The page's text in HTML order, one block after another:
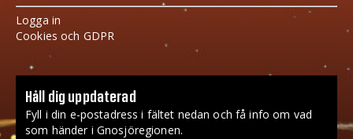
Logga in
Cookies och GDPR
Håll dig uppdaterad
Fyll i din e-postadress i fältet nedan och få info om vad
som händer i Gnosjöregionen.